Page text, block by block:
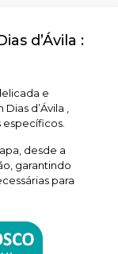
d’Ávila :
e
d’Ávila ,
desde a
garantindo
para